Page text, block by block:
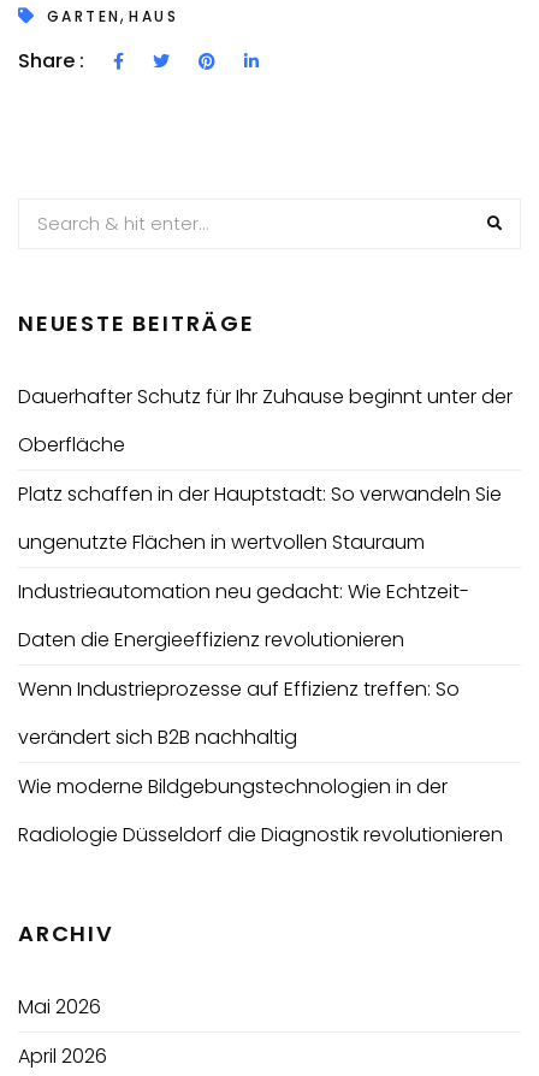
GARTEN,HAUS
Share :
NEUESTE BEITRÄGE
Dauerhafter Schutz für Ihr Zuhause beginnt unter der
Oberfläche
Platz schaffen in der Hauptstadt: So verwandeln Sie
ungenutzte Flächen in wertvollen Stauraum
Industrieautomation neu gedacht: Wie Echtzeit-
Daten die Energieeffizienz revolutionieren
Wenn Industrieprozesse auf Effizienz treffen: So
verändert sich B2B nachhaltig
Wie moderne Bildgebungstechnologien in der
Radiologie Düsseldorf die Diagnostik revolutionieren
ARCHIV
Mai 2026
April 2026